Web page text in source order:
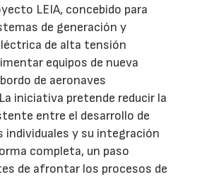
LEIA, concebido para
de generación y
de alta tensión
equipos de nueva
de aeronaves
iniciativa pretende reducir la
entre el desarrollo de
individuales y su integración
completa, un paso
de afrontar los procesos de